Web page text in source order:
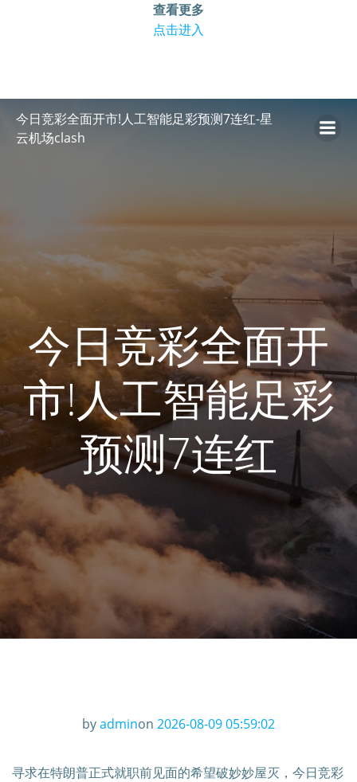
查看更多
点击进入
转
今日竞彩全面开市!人工智能足彩预测7连红-星
云机场clash
今日竞彩全面开
市!人工智能足彩
预测7连红
byadminon 2026-08-09 05:59:02
寻求在特朗普正式就职前见面的希望破妙妙屋灭，今日竞彩